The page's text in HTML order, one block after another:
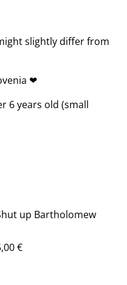
slightly differ from
❤
6 years old (small
up Bartholomew
€